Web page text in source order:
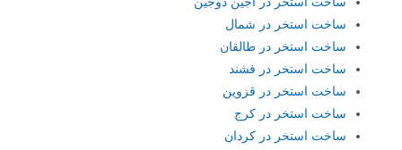
ساخت استخر در شمال
ساخت استخر در طالقان
ساخت استخر در فشند
ساخت استخر در قزوین
ساخت استخر در کرج
ساخت استخر در کردان